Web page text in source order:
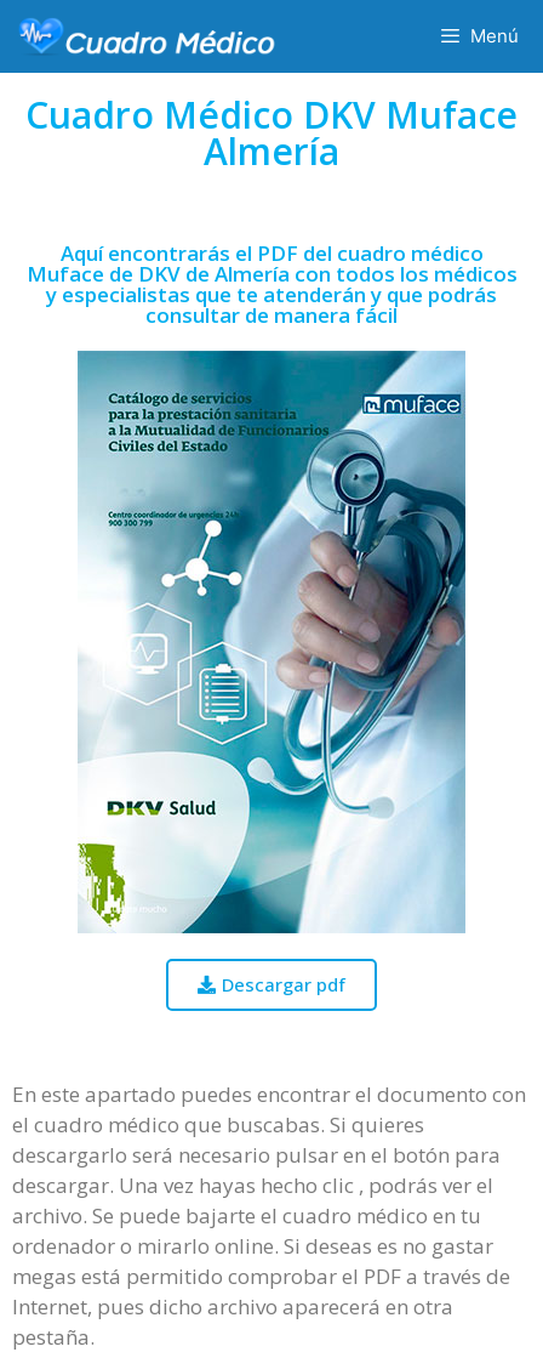
Menú
Cuadro Médico DKV Muface
Almería
Aquí encontrarás el PDF del cuadro médico
Muface de DKV de Almería con todos los médicos
y especialistas que te atenderán y que podrás
consultar de manera fácil
Descargar pdf
En este apartado puedes encontrar el documento con
el cuadro médico que buscabas. Si quieres
descargarlo será necesario pulsar en el botón para
descargar. Una vez hayas hecho clic , podrás ver el
archivo. Se puede bajarte el cuadro médico en tu
ordenador o mirarlo online. Si deseas es no gastar
megas está permitido comprobar el PDF a través de
Internet, pues dicho archivo aparecerá en otra
pestaña.